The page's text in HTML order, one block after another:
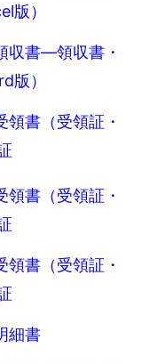
版）
収書―領収書・
版）
書（受領証・
書（受領証・
書（受領証・
細書